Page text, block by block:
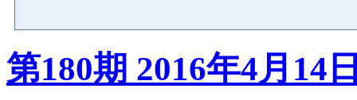
第180期 2016年4月14